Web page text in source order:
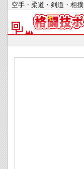
空手・柔道・剣道・